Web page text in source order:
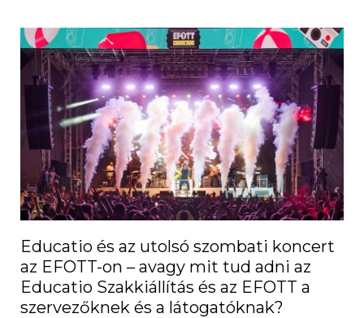
Educatio és az utolsó szombati koncert
az EFOTT-on – avagy mit tud adni az
Educatio Szakkiállítás és az EFOTT a
szervezőknek és a látogatóknak?